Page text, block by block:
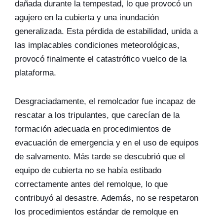
dañada durante la tempestad, lo que provocó un
agujero en la cubierta y una inundación
generalizada. Esta pérdida de estabilidad, unida a
las implacables condiciones meteorológicas,
provocó finalmente el catastrófico vuelco de la
plataforma.
Desgraciadamente, el remolcador fue incapaz de
rescatar a los tripulantes, que carecían de la
formación adecuada en procedimientos de
evacuación de emergencia y en el uso de equipos
de salvamento. Más tarde se descubrió que el
equipo de cubierta no se había estibado
correctamente antes del remolque, lo que
contribuyó al desastre. Además, no se respetaron
los procedimientos estándar de remolque en